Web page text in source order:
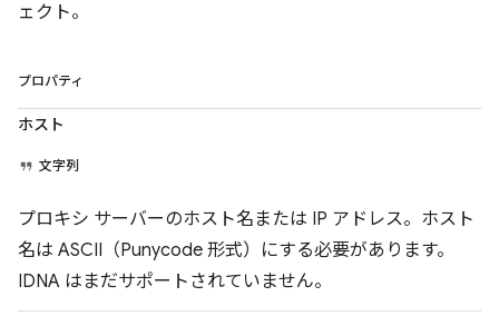
ェクト。
プロパティ
ホスト
文字列
プロキシ サーバーのホスト名または IP アドレス。ホスト
名は ASCII（Punycode 形式）にする必要があります。
IDNA はまだサポートされていません。